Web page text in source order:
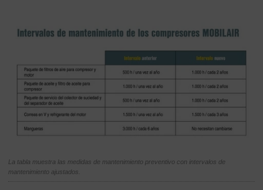
La tabla muestra las medidas de mantenimiento preventivo con intervalos de
mantenimiento ajustados.